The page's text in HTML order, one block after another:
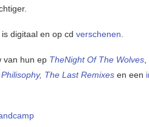
is digitaal en op cd verschenen.
van hun ep TheNight Of The Wolves,
The Last Remixes en een